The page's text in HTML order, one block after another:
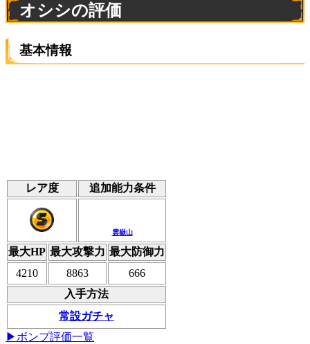
オシシの評価
基本情報
レア度 追加能力条件
雲嶽山
最大HP 最大攻撃力 最大防御力
4210
8863
666
入手方法
常設ガチャ
▶ボンプ評価一覧